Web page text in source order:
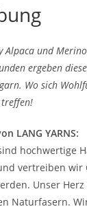
Alpaca und
ergeben
Wo sich
LANG YARNS:
hochwertige
vertreiben wir
Unser
Naturfasern.